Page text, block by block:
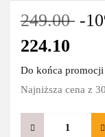
249.00 -
224.10
Do końca promocji
Najniższa cena z